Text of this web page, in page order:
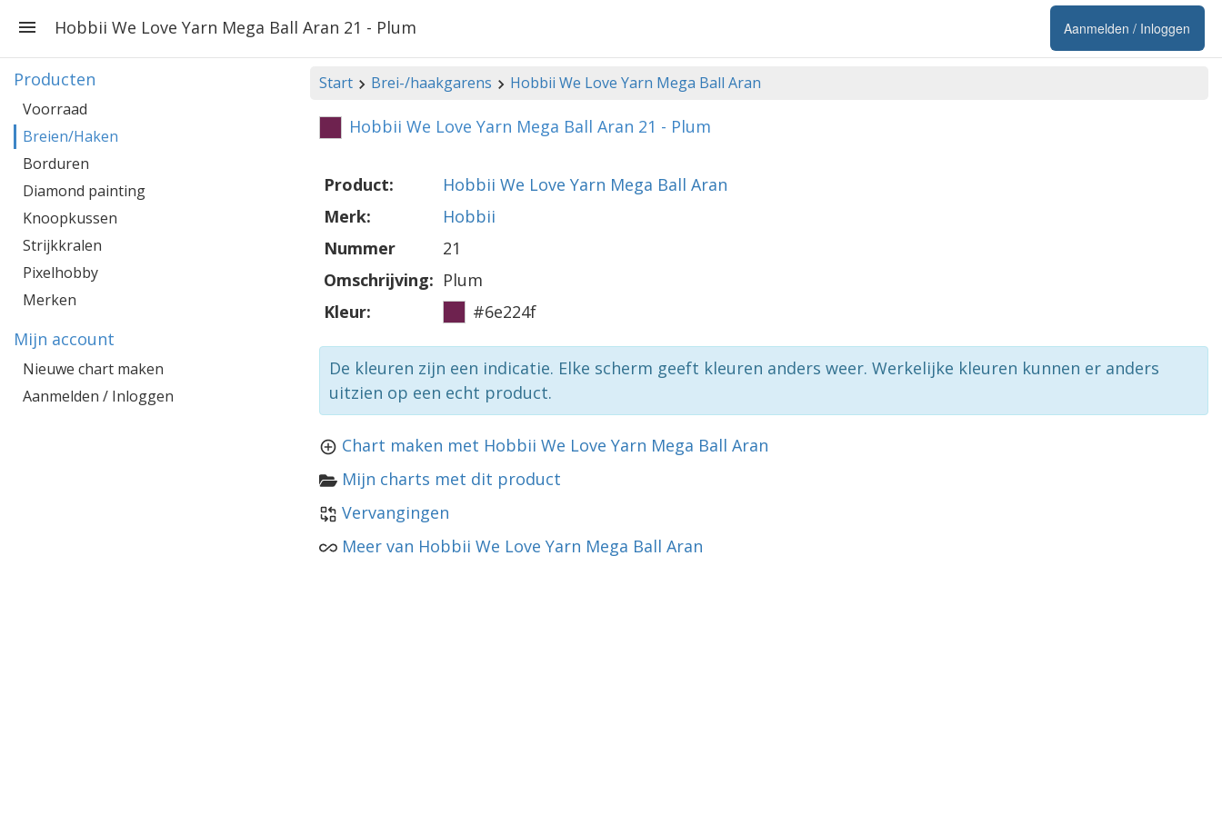
Aanmelden / Inloggen
Hobbii We Love Yarn Mega Ball Aran 21 - Plum
Start Brei-/haakgarens Hobbii We Love Yarn Mega Ball Aran
Hobbii We Love Yarn Mega Ball Aran 21 - Plum
Product:
Hobbii We Love Yarn Mega Ball Aran
Merk:
Hobbii
Nummer
21
Omschrijving: Plum
Kleur:
#6e224f
De kleuren zijn een indicatie. Elke scherm geeft kleuren anders weer. Werkelijke kleuren kunnen er anders
uitzien op een echt product.
Chart maken met Hobbii We Love Yarn Mega Ball Aran
Mijn charts met dit product
Vervangingen
Meer van Hobbii We Love Yarn Mega Ball Aran
Producten
Voorraad
Breien/Haken
Borduren
Diamond painting
Knoopkussen
Strijkkralen
Pixelhobby
Merken
Mijn account
Nieuwe chart maken
Aanmelden / Inloggen